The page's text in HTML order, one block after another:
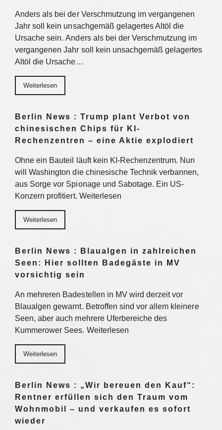
Anders als bei der Verschmutzung im vergangenen
Jahr soll kein unsachgemäß gelagertes Altöl die
Ursache sein. Anders als bei der Verschmutzung im
vergangenen Jahr soll kein unsachgemäß gelagertes
Altöl die Ursache…
Weiterlesen
Berlin News : Trump plant Verbot von
chinesischen Chips für KI-
Rechenzentren – eine Aktie explodiert
Ohne ein Bauteil läuft kein KI-Rechenzentrum. Nun
will Washington die chinesische Technik verbannen,
aus Sorge vor Spionage und Sabotage. Ein US-
Konzern profitiert. Weiterlesen
Weiterlesen
Berlin News : Blaualgen in zahlreichen
Seen: Hier sollten Badegäste in MV
vorsichtig sein
An mehreren Badestellen in MV wird derzeit vor
Blaualgen gewarnt. Betroffen sind vor allem kleinere
Seen, aber auch mehrere Uferbereiche des
Kummerower Sees. Weiterlesen
Weiterlesen
Berlin News : „Wir bereuen den Kauf“:
Rentner erfüllen sich den Traum vom
Wohnmobil – und verkaufen es sofort
wieder